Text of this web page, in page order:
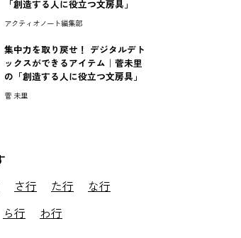
「創造する人に役立つ文房具」
アクティオノート編集部
集中力を取り戻せ！ デジタルデト
ックスができるアイテム｜菅未里
の「創造する人に役立つ文房具」
菅 未里
さ行 た行
な行
ら行 わ行